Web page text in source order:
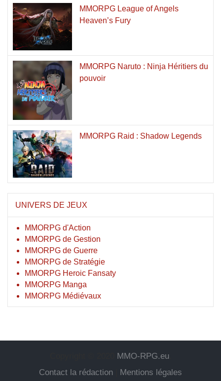
MMORPG League of Angels
Heaven’s Fury
MMORPG Naruto : Ninja Héritiers du
pouvoir
MMORPG Raid : Shadow Legends
UNIVERS DE JEUX
MMORPG d'Action
MMORPG de Gestion
MMORPG de Guerre
MMORPG de Stratégie
MMORPG Heroic Fansaty
MMORPG Manga
MMORPG Médiévaux
MMO-RPG.eu.
Contact la rédaction
Mentions légales